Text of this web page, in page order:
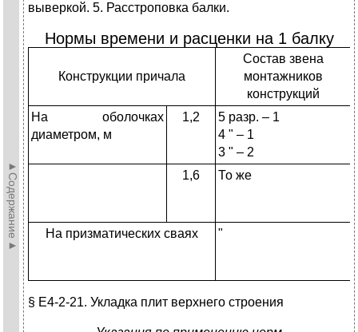
►Содержание►
выверкой. 5. Расстроповка балки.
Нормы времени и расценки на 1 балку
Конструкции причала
Состав звена
монтажников
конструкций
На оболочках
диаметром, м
1,2
5 разр. – 1
4 " – 1
3 " – 2
1,6
То же
На призматических сваях "
§ Е4-2-21. Укладка плит верхнего строения